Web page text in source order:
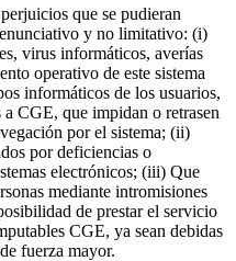
que se pudieran
y no limitativo: (i)
virus informáticos, averías
operativo de este sistema
informáticos de los usuarios,
CGE, que impidan o retrasen
por el sistema; (ii)
por deficiencias o
electrónicos; (iii) Que
mediante intromisiones
de prestar el servicio
CGE, ya sean debidas
fuerza mayor.